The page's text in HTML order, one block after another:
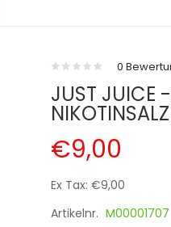
0
JUST JUICE
€9,00
Ex Tax: €9,00
Artikelnr. M00001707